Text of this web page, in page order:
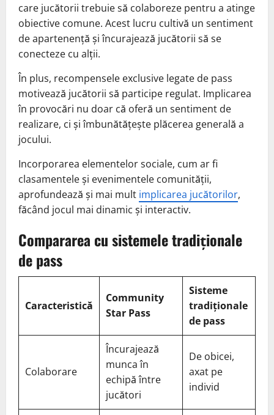
care jucătorii trebuie să colaboreze pentru a atinge
obiective comune. Acest lucru cultivă un sentiment
de apartenență și încurajează jucătorii să se
conecteze cu alții.
În plus, recompensele exclusive legate de pass
motivează jucătorii să participe regulat. Implicarea
în provocări nu doar că oferă un sentiment de
realizare, ci și îmbunătățește plăcerea generală a
jocului.
Incorporarea elementelor sociale, cum ar fi
clasamentele și evenimentele comunității,
aprofundează și mai mult implicarea jucătorilor,
făcând jocul mai dinamic și interactiv.
Compararea cu sistemele tradiționale
de pass
Caracteristică
Community
Star Pass
Sisteme
tradiționale
de pass
Colaborare
Încurajează
munca în
echipă între
jucători
De obicei,
axat pe
individ